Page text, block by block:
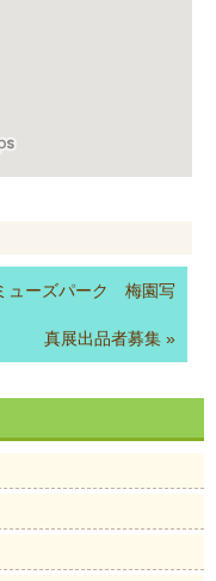
ューズパーク 梅園写
真展出品者募集»